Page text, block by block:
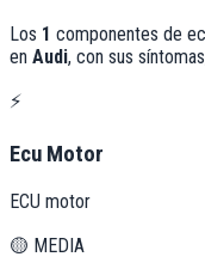
Los 1 componentes de
en Audi, con sus
⚡
Ecu Motor
ECU motor
🟡 MEDIA